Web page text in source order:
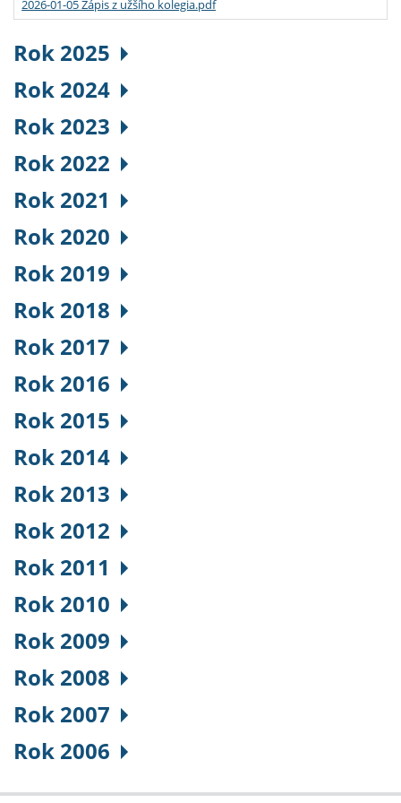
2026-01-05 Zápis z užšího kolegia.pdf
Rok 2025
Rok 2024
Rok 2023
Rok 2022
Rok 2021
Rok 2020
Rok 2019
Rok 2018
Rok 2017
Rok 2016
Rok 2015
Rok 2014
Rok 2013
Rok 2012
Rok 2011
Rok 2010
Rok 2009
Rok 2008
Rok 2007
Rok 2006